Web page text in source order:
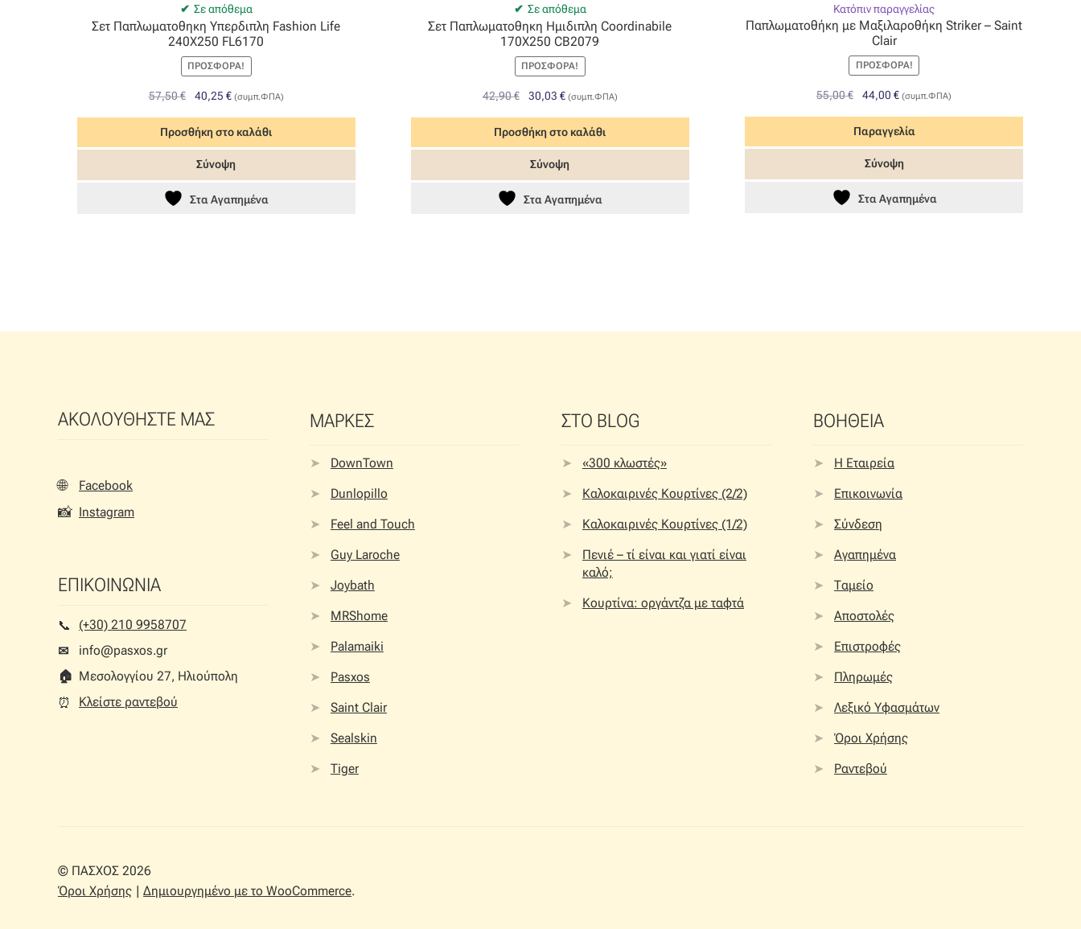
Σε απόθεμα
Σετ Παπλωματοθηκη Υπερδιπλη Fashion Life
240X250 FL6170
ΠΡΟΣΦΟΡΆ!
57,50€
Original
was:
57,50 €.
40,25€Η
τιμή
είναι:
40,25 €.
(συμπ.ΦΠΑ)
Προσθήκη στο καλάθι
Σύνοψη
Στα Αγαπημένα
Σε απόθεμα
Σετ Παπλωματοθηκη Ημιδιπλη Coordinabile
170X250 CB2079
ΠΡΟΣΦΟΡΆ!
42,90€
Original
was:
42,90 €.
30,03€Η
τιμή
είναι:
30,03 €.
(συμπ.ΦΠΑ)
Προσθήκη στο καλάθι
Σύνοψη
Στα Αγαπημένα
Κατόπιν παραγγελίας
Παπλωματοθήκη με Μαξιλαροθήκη Striker – Saint
Clair
ΠΡΟΣΦΟΡΆ!
55,00€
Original
was:
55,00 €.
44,00€Η
τιμή
είναι:
44,00 €.
(συμπ.ΦΠΑ)
Παραγγελία
Σύνοψη
Στα Αγαπημένα
ΑΚΟΛΟΥΘΗΣΤΕ ΜΑΣ
🌐 Facebook
📸 Instagram
ΕΠΙΚΟΙΝΩΝΙΑ
📞︎
(+30) 210 9958707
✉
info@pasxos.gr
🏠︎ Μεσολογγίου 27, Ηλιούπολη
⏰︎
Κλείστε ραντεβού
ΜΑΡΚΕΣ
DownTown
Dunlopillo
Feel and Touch
Guy Laroche
Joybath
MRShome
Palamaiki
Pasxos
Saint Clair
Sealskin
Tiger
ΣΤΟ BLOG
«300 κλωστές»
Καλοκαιρινές Κουρτίνες (2/2)
Καλοκαιρινές Κουρτίνες (1/2)
Πενιέ – τί είναι και γιατί είναι
καλό;
Κουρτίνα: οργάντζα με ταφτά
ΒΟΗΘΕΙΑ
Η Εταιρεία
Επικοινωνία
Σύνδεση
Αγαπημένα
Ταμείο
Αποστολές
Επιστροφές
Πληρωμές
Λεξικό Υφασμάτων
Όροι Χρήσης
Ραντεβού
© ΠΑΣΧΟΣ 2026
Όροι Χρήσης
Δημιουργημένο με το WooCommerce.